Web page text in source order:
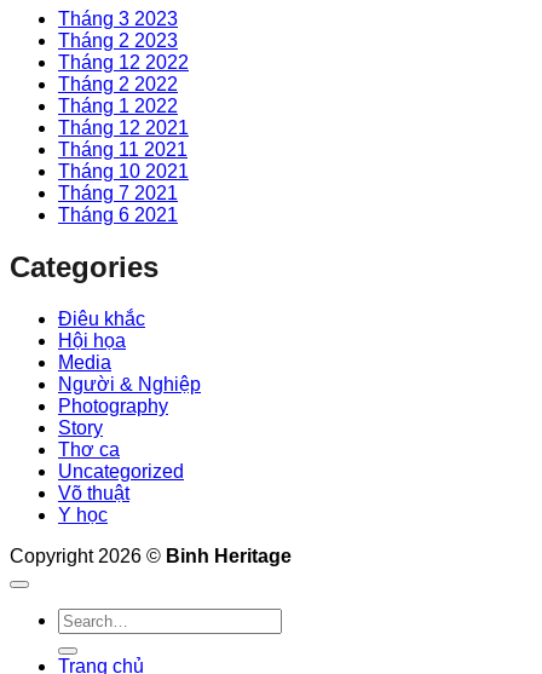
Tháng 3 2023
Tháng 2 2023
Tháng 12 2022
Tháng 2 2022
Tháng 1 2022
Tháng 12 2021
Tháng 11 2021
Tháng 10 2021
Tháng 7 2021
Tháng 6 2021
Categories
Điêu khắc
Hội họa
Media
Người & Nghiệp
Photography
Story
Thơ ca
Uncategorized
Võ thuật
Y học
Copyright 2026 © Binh Heritage
Trang chủ